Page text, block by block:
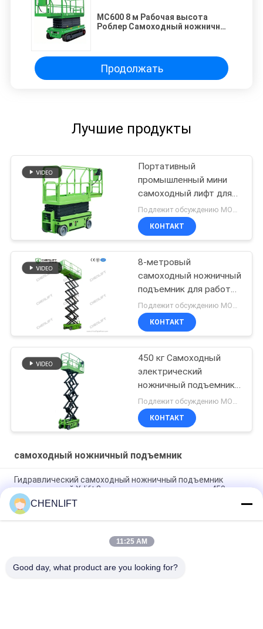
MC600 8 м Рабочая высота
Роблер Самоходный ножничный
Продолжать
Лучшие продукты
Портативный
промышленный мини
самоходный лифт для
чистки краски
Подлежит обсуждению MOQ:1 единица
КОНТАКТ
8-метровый
самоходный ножничный
подъемник для работы
на высоте с
грузоподъемностью
230 кг
КОНТАКТ
450 кг Самоходный
электрический
ножничный подъемник
с CE
КОНТАКТ
самоходный ножничный подъемник
Гидравлический самоходный ножничный подъемник
электрический X-lift 8 метров грузоподъемность 450 кг
Самоходный ножничный подъемник с рабочей высотой 6 м
с выдвижной платформой
MC1000 12 м Рабочая высота Скребковый самоходный
CHENLIFT
11:25 AM
Good day, what product are you looking for?